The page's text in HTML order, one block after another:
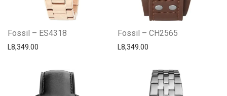
Fossil – ES4318
L8,349.00
Fossil – CH2565
L8,349.00